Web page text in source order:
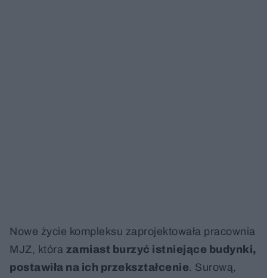
Nowe życie kompleksu zaprojektowała pracownia
MJZ, która zamiast burzyć istniejące budynki,
postawiła na ich przekształcenie. Surową,